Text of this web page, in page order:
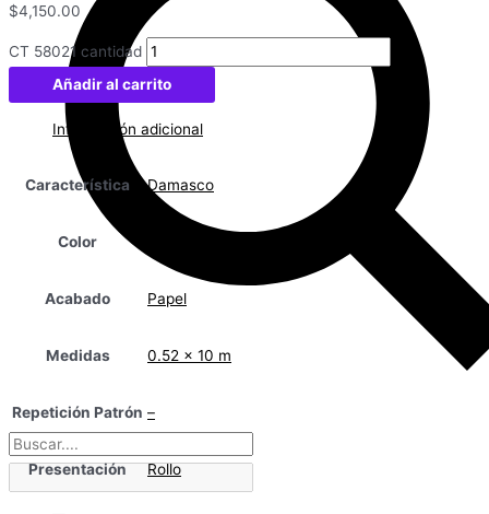
$4,150.00
CT 58021 cantidad
Añadir al carrito
Información adicional
Característica Damasco
Color
Acabado Papel
Medidas 0.52 x 10 m
Repetición Patrón –
Presentación Rollo